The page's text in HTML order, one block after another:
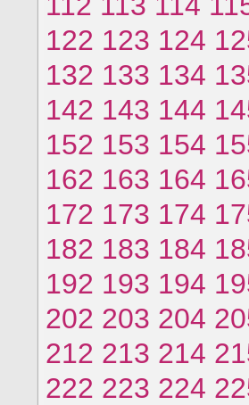
122 123 124
132 133 134
142 143 144
152 153 154
162 163 164
172 173 174
182 183 184
192 193 194
202 203 204
212 213 214
222 223 224